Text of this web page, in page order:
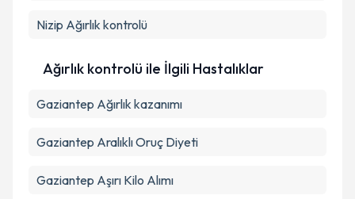
kapsamda işlenmesini kabul ediyorum.
Takvim Talebini Gönder
Nizip Ağırlık kontrolü
Ağırlık kontrolü ile İlgili Hastalıklar
Gaziantep Ağırlık kazanımı
Gaziantep Aralıklı Oruç Diyeti
Gaziantep Aşırı Kilo Alımı